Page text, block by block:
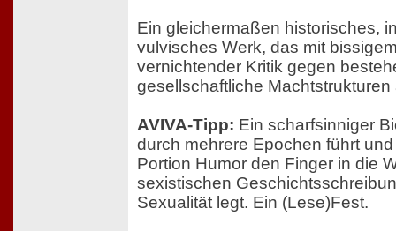
Ein gleichermaßen historisches,
vulvisches Werk, das mit
vernichtender Kritik gegen
gesellschaftliche Machtstrukturen
AVIVA-Tipp: Ein scharfsinniger
durch mehrere Epochen führt
Portion Humor den Finger in die
sexistischen
Sexualität legt. Ein (Lese)Fest.